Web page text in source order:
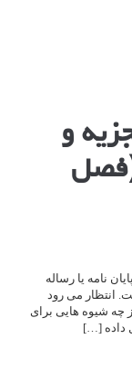
و
نامه یا رساله
انتظار می رود
چه شیوه هایی برای
داده […]